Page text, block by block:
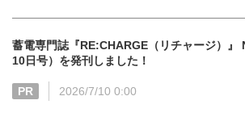
蓄電専門誌『RE:CHARGE（リチャージ）』
10日号）を発刊しました！
PR 2026/7/10 0:00